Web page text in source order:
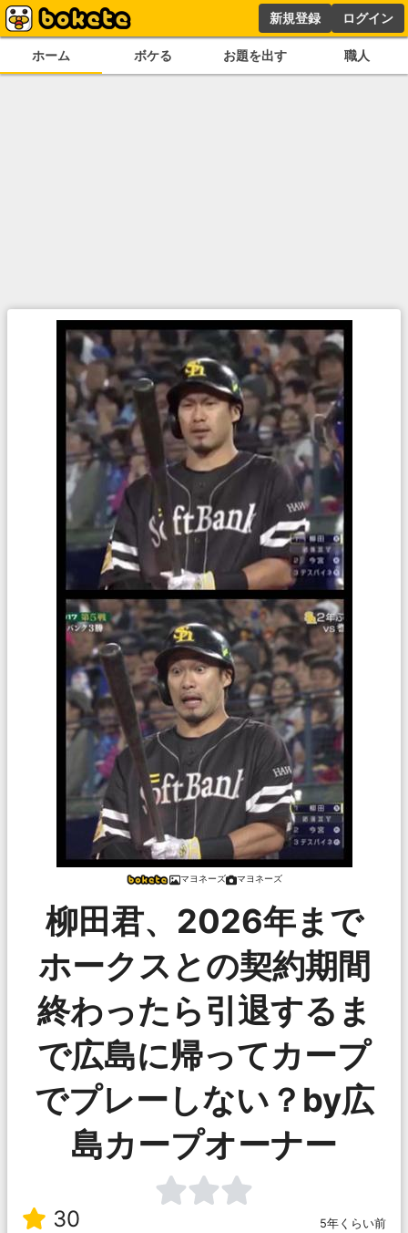
新規登録 ログイン
ホーム ボケる お題を出す 職人
マヨネーズ マヨネーズ
柳田君、2026年まで
ホークスとの契約期間
終わったら引退するま
で広島に帰ってカープ
でプレーしない？by広
島カープオーナー
30
5年くらい前